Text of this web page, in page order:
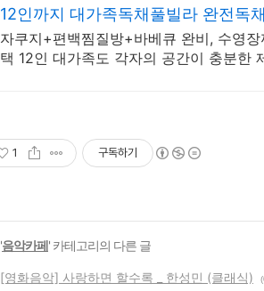
12인까지 대가족독채풀빌라 완전독
자쿠지+편백찜질방+바베큐 완비, 수영
택 12인 대가족도 각자의 공간이 충분한
1 구독하기
'음악카페' 카테고리의 다른 글
[영화음악] 사랑하면 할수록 _ 한성민 (클래식)